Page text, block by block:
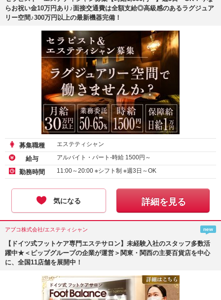
らお祝い金10万円あり♪面接交通費は全額支給◎高級感のあるラグジュア
リー空間♪300万円以上の最新機器完備！
募集職種 エステティシャン
給与 アルバイト・パート-時給 1500円～
勤務時間 11:00～20:00 ※シフト制 ※週3日～OK
気になる 詳細を見る
アブコ株式会社/エステティシャン new
【ドイツ式フットケア専門エステサロン】未経験入社のスタッフ多数活
躍中★＜ピップグループの企業が運営＞関東・関西の主要百貨店を中心
に、全国11店舗を展開中！